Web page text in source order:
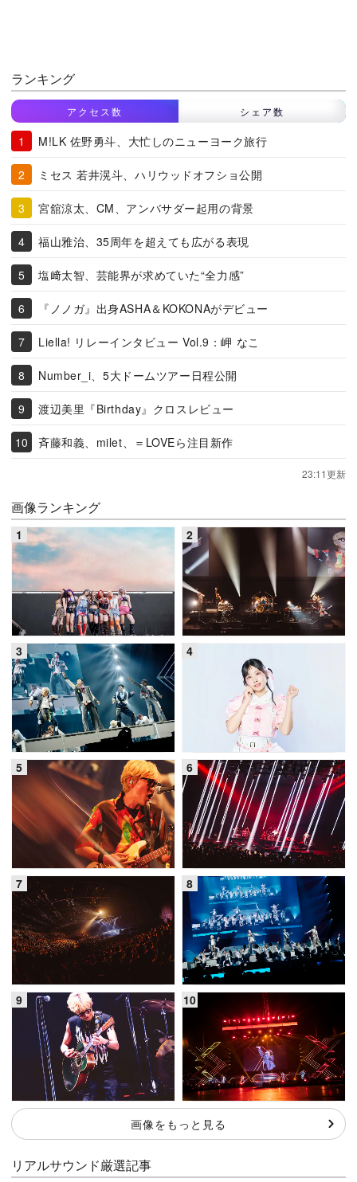
ランキング
アクセス数 シェア数
M!LK 佐野勇斗、大忙しのニューヨーク旅行
ミセス 若井滉斗、ハリウッドオフショ公開
宮舘涼太、CM、アンバサダー起用の背景
福山雅治、35周年を超えても広がる表現
塩﨑太智、芸能界が求めていた“全力感”
『ノノガ』出身ASHA＆KOKONAがデビュー
Liella! リレーインタビュー Vol.9：岬 なこ
Number_i、5大ドームツアー日程公開
渡辺美里『Birthday』クロスレビュー
斉藤和義、milet、＝LOVEら注目新作
23:11更新
画像ランキング
画像をもっと見る
リアルサウンド厳選記事